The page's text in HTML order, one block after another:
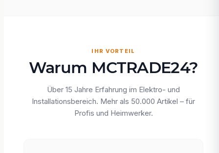
IHR VORTEIL
Warum MCTRADE24?
Über 15 Jahre Erfahrung im Elektro- und
Installationsbereich. Mehr als 50.000 Artikel – für
Profis und Heimwerker.